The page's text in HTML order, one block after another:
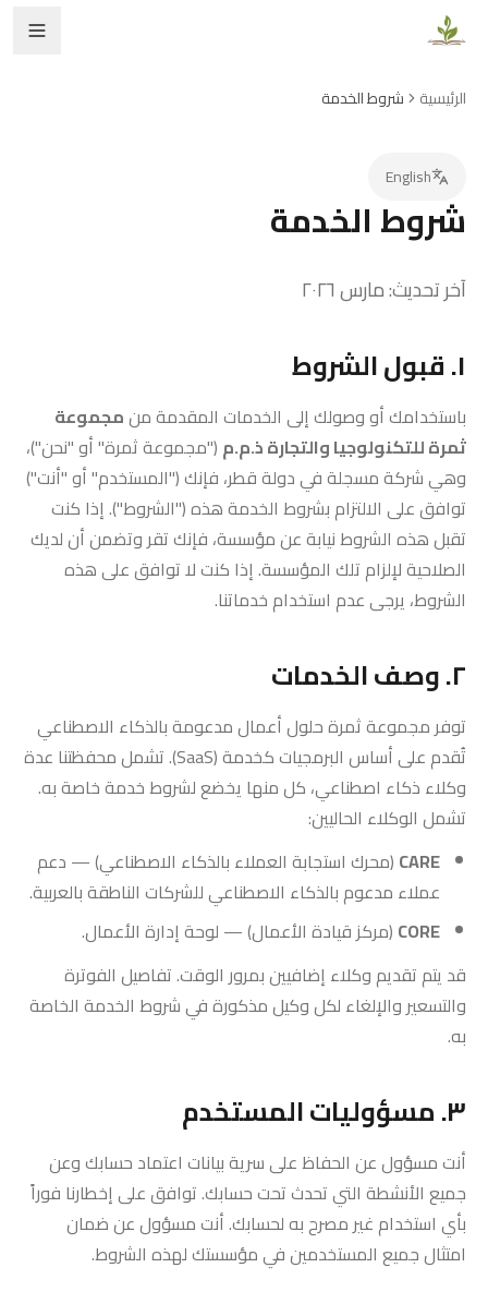
الرئيسية شروط الخدمة
شروط الخدمة
English
آخر تحديث: مارس ٢٠٢٦
١. قبول الشروط
باستخدامك أو وصولك إلى الخدمات المقدمة منمجموعة
ثمرة للتكنولوجيا والتجارة ذ.م.م ("مجموعة ثمرة" أو "نحن")،
وهي شركة مسجلة في دولة قطر، فإنك ("المستخدم" أو "أنت")
توافق على الالتزام بشروط الخدمة هذه ("الشروط"). إذا كنت
تقبل هذه الشروط نيابة عن مؤسسة، فإنك تقر وتضمن أن لديك
الصلاحية لإلزام تلك المؤسسة. إذا كنت لا توافق على هذه
الشروط، يرجى عدم استخدام خدماتنا.
٢. وصف الخدمات
توفر مجموعة ثمرة حلول أعمال مدعومة بالذكاء الاصطناعي
تُقدم على أساس البرمجيات كخدمة (SaaS). تشمل محفظتنا عدة
وكلاء ذكاء اصطناعي، كل منها يخضع لشروط خدمة خاصة به.
تشمل الوكلاء الحاليين:
CARE (محرك استجابة العملاء بالذكاء الاصطناعي) — دعم
عملاء مدعوم بالذكاء الاصطناعي للشركات الناطقة بالعربية.
CORE (مركز قيادة الأعمال) — لوحة إدارة الأعمال.
قد يتم تقديم وكلاء إضافيين بمرور الوقت. تفاصيل الفوترة
والتسعير والإلغاء لكل وكيل مذكورة في شروط الخدمة الخاصة
به.
٣. مسؤوليات المستخدم
أنت مسؤول عن الحفاظ على سرية بيانات اعتماد حسابك وعن
جميع الأنشطة التي تحدث تحت حسابك. توافق على إخطارنا فوراً
بأي استخدام غير مصرح به لحسابك. أنت مسؤول عن ضمان
امتثال جميع المستخدمين في مؤسستك لهذه الشروط.